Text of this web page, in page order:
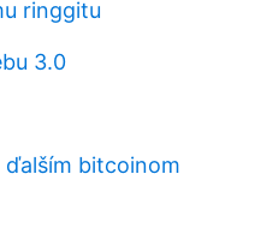
ringgitu
3.0
bitcoinom